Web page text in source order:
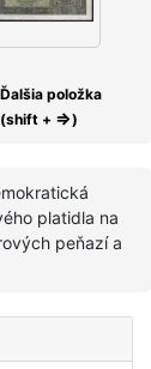
Ďalšia položka
(shift + ⇒)
platidla na
peňazí a